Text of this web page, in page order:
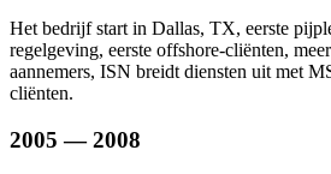
Het bedrijf start in Dallas, TX, eerste
regelgeving, eerste offshore-cliënten,
aannemers, ISN breidt diensten uit met
cliënten.
2005 — 2008